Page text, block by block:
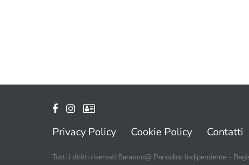
Privacy Policy Cookie Policy Contatti
Tutti i diritti riservati Baraond@ Periodico Indipendente -